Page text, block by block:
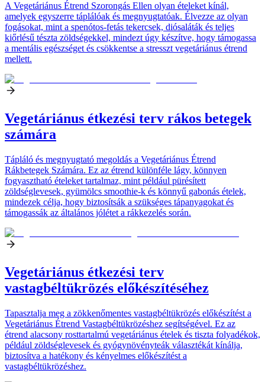
A Vegetáriánus Étrend Szorongás Ellen olyan ételeket kínál,
amelyek egyszerre táplálóak és megnyugtatóak. Élvezze az olyan
fogásokat, mint a spenótos-fetás tekercsek, diósaláták és teljes
kiőrlésű tészta zöldségekkel, mindezt úgy készítve, hogy támogassa
a mentális egészséget és csökkentse a stresszt vegetáriánus étrend
mellett.
Vegetáriánus étkezési terv rákos betegek
számára
Tápláló és megnyugtató megoldás a Vegetáriánus Étrend
Rákbetegek Számára. Ez az étrend különféle lágy, könnyen
fogyasztható ételeket tartalmaz, mint például pürésített
zöldséglevesek, gyümölcs smoothie-k és könnyű gabonás ételek,
mindezek célja, hogy biztosítsák a szükséges tápanyagokat és
támogassák az általános jólétet a rákkezelés során.
Vegetáriánus étkezési terv
vastagbéltükrözés előkészítéséhez
Tapasztalja meg a zökkenőmentes vastagbéltükrözés előkészítést a
Vegetáriánus Étrend Vastagbéltükrözéshez segítségével. Ez az
étrend alacsony rosttartalmú vegetáriánus ételek és tiszta folyadékok,
például zöldséglevesek és gyógynövényteák választékát kínálja,
biztosítva a hatékony és kényelmes előkészítést a
vastagbéltükrözéshez.